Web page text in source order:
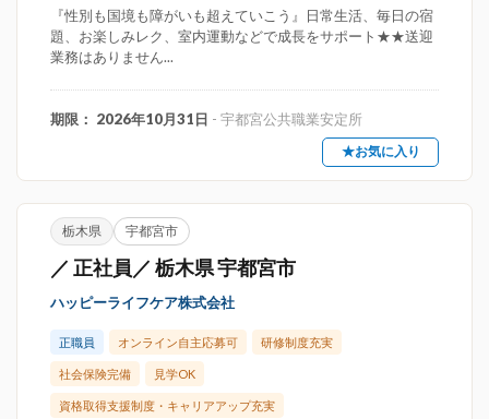
『性別も国境も障がいも超えていこう』日常生活、毎日の宿
題、お楽しみレク、室内運動などで成長をサポート★★送迎
業務はありません...
期限： 2026年10月31日 - 宇都宮公共職業安定所
★お気に入り
栃木県 宇都宮市
／ 正社員／ 栃木県 宇都宮市
ハッピーライフケア株式会社
正職員 オンライン自主応募可 研修制度充実
社会保険完備 見学OK
資格取得支援制度・キャリアアップ充実